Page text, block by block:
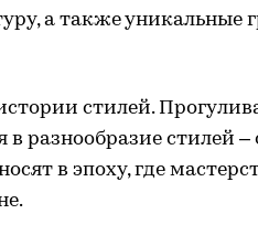
а также
стилей.
в разнообразие стилей
в эпоху, где